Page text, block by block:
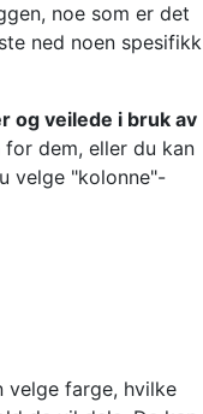
noe som er det
ned noen spesifikk
og veilede i bruk av
dem, eller du kan
velge "kolonne"-
velge farge, hvilke